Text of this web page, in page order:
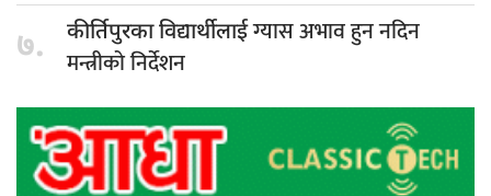
७. कीर्तिपुरका विद्यार्थीलाईग्यास अभाव हुन नदिन
मन्त्रीको निर्देशन